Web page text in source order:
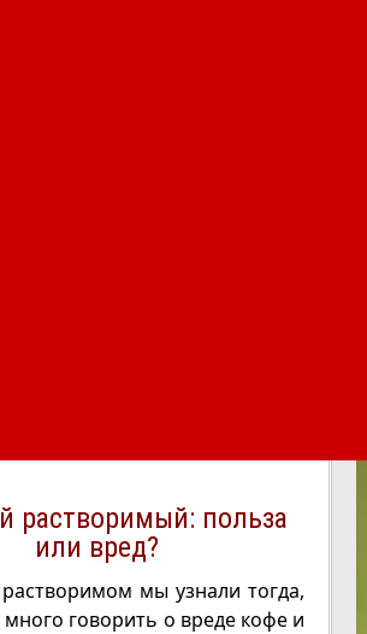
растворимый: польза
или вред?
мы узнали тогда,
много говорить о вреде кофе и